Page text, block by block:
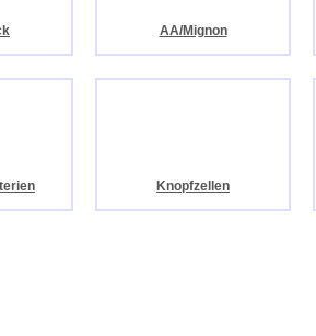
AA/Mignon
Knopfzellen